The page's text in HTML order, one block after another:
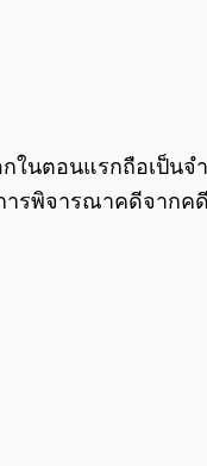
นตอนแรกถือเป็น
รพิจารณาคดีจา